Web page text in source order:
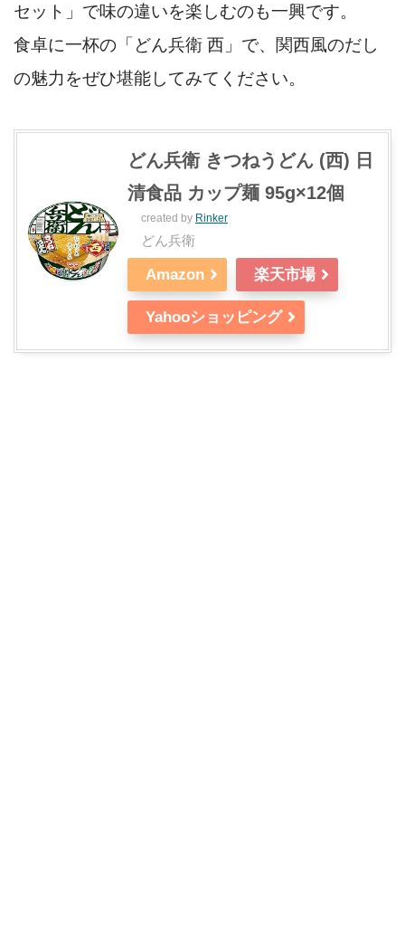
セット」で味の違いを楽しむのも一興です。
食卓に一杯の「どん兵衛 西」で、関西風のだし
の魅力をぜひ堪能してみてください。
どん兵衛 きつねうどん (西) 日
清食品 カップ麺 95g×12個
created by Rinker
どん兵衛
Amazon 楽天市場
Yahooショッピング